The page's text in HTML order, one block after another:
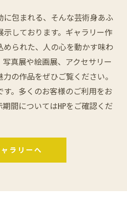
包まれる、そんな芸術身あふ
しております。ギャラリー作
られた、人の心を動かす味わ
真展や絵画展、アクセサリー
の作品をぜひご覧ください。
。多くのお客様のご利用をお
間についてはHPをご確認くだ
ラリーへ